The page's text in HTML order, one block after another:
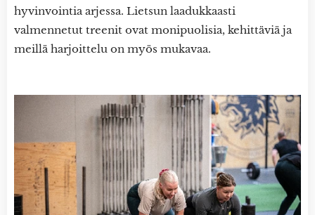
hyvinvointia arjessa. Lietsun laadukkaasti
valmennetut treenit ovat monipuolisia, kehittäviä ja
meillä harjoittelu on myös mukavaa.